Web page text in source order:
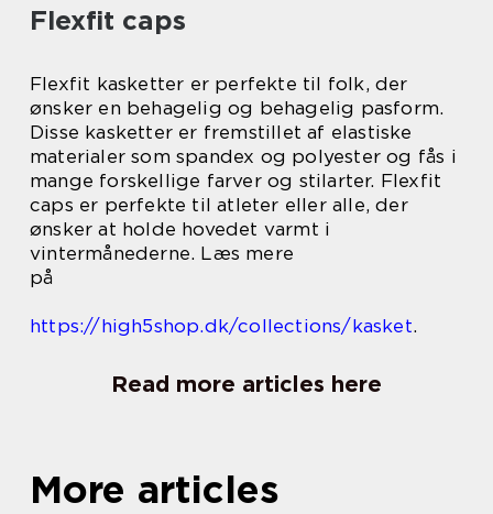
Flexfit caps
Flexfit kasketter er perfekte til folk, der
ønsker en behagelig og behagelig pasform.
Disse kasketter er fremstillet af elastiske
materialer som spandex og polyester og fås i
mange forskellige farver og stilarter. Flexfit
caps er perfekte til atleter eller alle, der
ønsker at holde hovedet varmt i
vintermånederne. Læs mere
på
https://high5shop.dk/collections/kasket.
Read more articles here
More articles